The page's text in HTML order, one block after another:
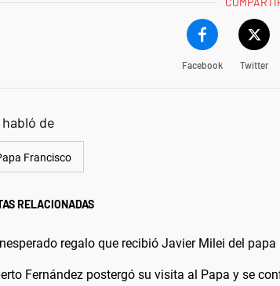
Facebook Twitter
habló de
Francisco
RELACIONADAS
regalo que recibió Javier Milei del
Fernández postergó su visita al Papa y se